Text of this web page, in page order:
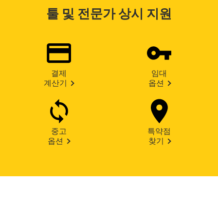
툴 및 전문가 상시 지원
결제
계산기
임대
옵션
중고
옵션
특약점
찾기